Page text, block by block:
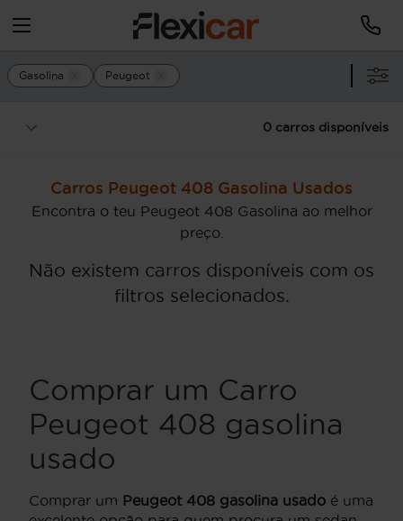
Gasolina Peugeot
0 carros disponíveis
Carros Peugeot 408 Gasolina Usados
Encontra o teu Peugeot 408 Gasolina ao melhor
preço.
Não existem carros disponíveis com os
filtros selecionados.
Comprar um Carro
Peugeot 408 gasolina
usado
Comprar um Peugeot 408 gasolina usado é uma